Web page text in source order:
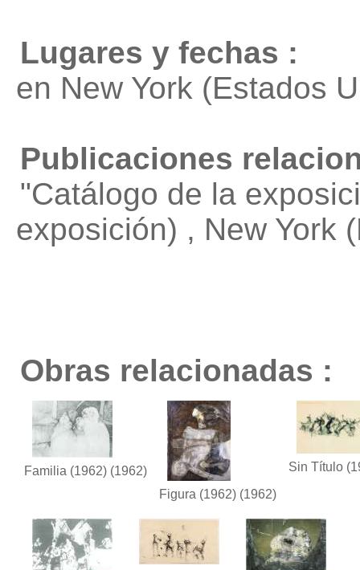
Lugares y fechas :
en New York (Estados
Publicaciones
"Catálogo de la
exposición) , New York
Obras relacionadas :
Familia (1962) (1962)
Figura (1962) (1962)
Sin Título